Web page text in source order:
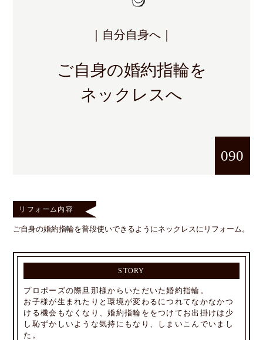
｜自分自身へ｜
ご自身の婚約指輪を
ネックレスへ
090
リフォーム内容
ご自身の婚約指輪を普段使いできるようにネックレスにリフォーム。
STORY
プロポーズの際旦那様からいただいた婚約指輪。
お子様が生まれたりと環境が変わるにつれてなかなかつ
ける機会もなくなり、婚約指輪ををつけてお出掛けは少
し恥ずかしいような気持にもなり、しまいこんでいまし
た。